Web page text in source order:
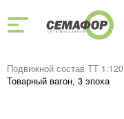
Подвижной состав ТТ 1:120
Товарный вагон, 3 эпоха